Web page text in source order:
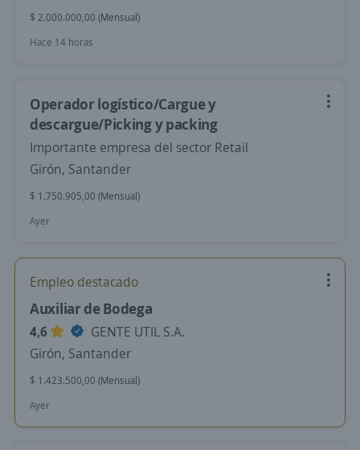
$ 2.000.000,00 (Mensual)
Hace 14 horas
Operador logístico/Cargue y
descargue/Picking y packing
Importante empresa del sector Retail
Girón, Santander
$ 1.750.905,00 (Mensual)
Ayer
Empleo destacado
Auxiliar de Bodega
4,6
GENTE UTIL S.A.
Girón, Santander
$ 1.423.500,00 (Mensual)
Ayer